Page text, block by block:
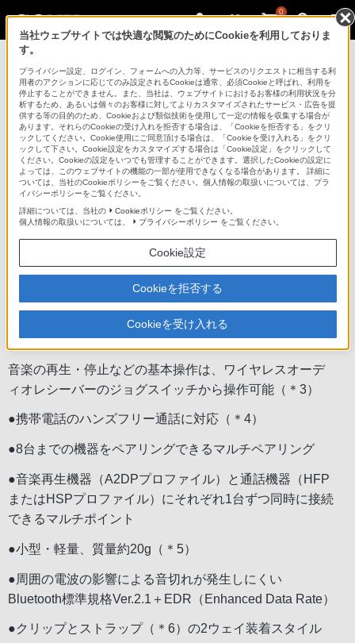
0
DRC-BT30P
ワイヤレスオーディオレシーバー DRC-BT30P
商品の特長
●ポータブルオーディオプレーヤーや携帯電話をバッグな
どに入れたまま、ワイヤレスで音楽をヘッドホン（別
●さまざまなヘッドホンと接続できるステレオミニジャッ
ク（＊2）
音楽の再生・停止などの基本操作は、ワイヤレスオーデ
ィオレシーバーのジョグスイッチから操作可能（＊3）
●携帯電話のハンズフリー通話に対応（＊4）
●8台までの機器をペアリングできるマルチペアリング
●音楽再生機器（A2DPプロファイル）と通話機器（HFP
またはHSPプロファイル）にそれぞれ1台ずつ同時に接続
できるマルチポイント
●小型・軽量、質量約20g（＊5）
●周囲の電波の影響による音切れが発生しにくい
Bluetooth標準規格Ver.2.1＋EDR（Enhanced Data Rate）
●クリップとストラップ（＊6）の2ウェイ装着スタイル
当社ウェブサイトでは快適な閲覧のためにCookieを利用しておりま
す。
プライバシー設定、ログイン、フォームへの入力等、サービスのリクエストに相当する利
用者のアクションに応じてのみ設定されるCookieは通常、必須Cookieと呼ばれ、利用を
停止することができません。また、当社は、ウェブサイトにおけるお客様の利用状況を分
析するため、あるいは個々のお客様に対してよりカスタマイズされたサービス・広告を提
供する等の目的のため、Cookieおよび類似技術を使用して一定の情報を収集する場合が
あります。それらのCookieの受け入れを拒否する場合は、「Cookieを拒否する」をクリ
ックしてください。Cookie使用にご同意頂ける場合は、「Cookieを受け入れる」をクリ
ックして下さい。Cookie設定をカスタマイズする場合は「Cookie設定」をクリックして
ください。Cookieの設定をいつでも管理することができます。選択したCookieの設定に
よっては、このウェブサイトの機能の一部が使用できなくなる場合があります。 詳細に
ついては、当社のCookieポリシーをご覧ください。個人情報の取扱いについては、プラ
イバシーポリシーをご覧ください。
詳細については、当社の
Cookieポリシー をご覧ください。
個人情報の取扱いについては、
プライバシーポリシー をご覧ください。
Cookie設定
Cookieを拒否する
Cookieを受け入れる